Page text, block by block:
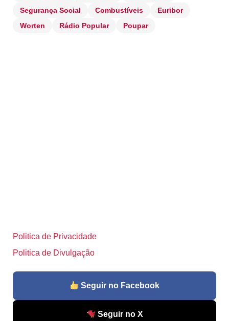
Segurança Social
Combustíveis
Euribor
Worten
Rádio Popular Poupar
Politica de Privacidade
Politica de Divulgação
Seguir no Facebook
Seguir no X